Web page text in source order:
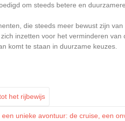
om steeds betere en
die steeds meer bewust zijn van
inzetten voor het verminderen van
komt te staan in duurzame keuzes.
het rijbewijs
een unieke avontuur: de cruise, een